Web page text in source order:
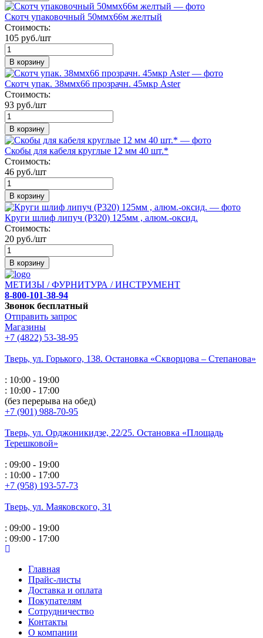
Скотч упаковочный 50ммх66м желтый
Стоимость:
105 руб./шт
В корзину
Скотч упак. 38ммх66 прозрачн. 45мкр Aster
Стоимость:
93 руб./шт
В корзину
Скобы для кабеля круглые 12 мм 40 шт.*
Стоимость:
46 руб./шт
В корзину
Круги шлиф липуч (Р320) 125мм , алюм.-оксид.
Стоимость:
20 руб./шт
В корзину
МЕТИЗЫ / ФУРНИТУРА / ИНСТРУМЕНТ
8-800-101-38-94
Звонок бесплатный
Отправить запрос
Магазины
+7 (4822) 53-38-95
Тверь, ул. Горького, 138. Остановка «Скворцова – Степанова»
: 10:00 - 19:00
: 10:00 - 17:00
(без перерыва на обед)
+7 (901) 988-70-95
Тверь, ул. Орджоникидзе, 22/25. Остановка «Площадь
Терешковой»
: 09:00 - 19:00
: 10:00 - 17:00
+7 (958) 193-57-73
Тверь, ул. Маяковского, 31
: 09:00 - 19:00
: 09:00 - 17:00
Главная
Прайс-листы
Доставка и оплата
Покупателям
Сотрудничество
Контакты
О компании